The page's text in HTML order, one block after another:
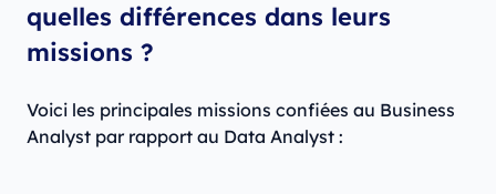
quelles différences dans leurs
missions ?
Voici les principales missions confiées au Business
Analyst par rapport au Data Analyst :